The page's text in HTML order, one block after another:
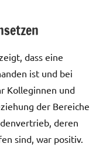
dass eine
ist und bei
Kolleginnen und
der Bereiche
deren
sind, war positiv.